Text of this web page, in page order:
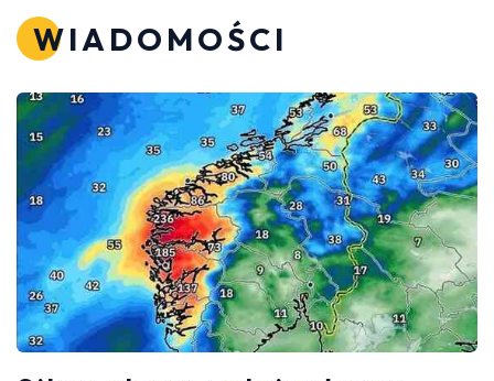
WIADOMOŚCI